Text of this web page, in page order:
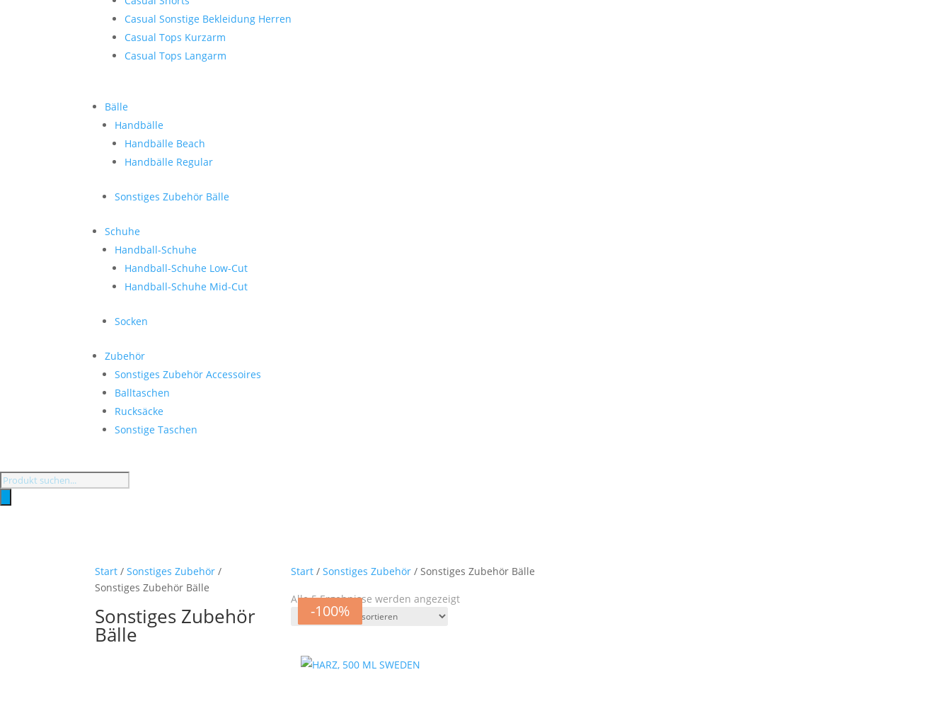
Casual Sonstige Bekleidung Herren
Casual Tops Kurzarm
Casual Tops Langarm
Bälle
Handbälle
Handbälle Beach
Handbälle Regular
Sonstiges Zubehör Bälle
Schuhe
Handball-Schuhe
Handball-Schuhe Low-Cut
Handball-Schuhe Mid-Cut
Socken
Zubehör
Sonstiges Zubehör Accessoires
Balltaschen
Rucksäcke
Sonstige Taschen
Products
Start /Sonstiges Zubehör /
Sonstiges Zubehör Bälle
Sonstiges Zubehör
Bälle
Start /Sonstiges Zubehör / Sonstiges Zubehör Bälle
Alle 5 Ergebnisse werden angezeigtNach
-100%
-100%
-100%
-100%
-100%